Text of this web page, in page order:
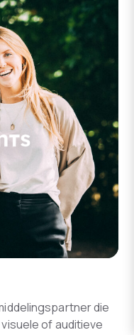
die
of auditieve